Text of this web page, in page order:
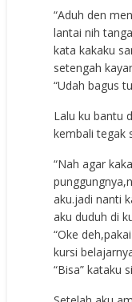
“Aduh den
lantai nih
kata kakaku
setengah
“Udah bagus
Lalu ku bantu
kembali tegak
“Nah agar
aku.jadi nanti
aku duduh di
“Oke
kursi
“Bisa” kataku